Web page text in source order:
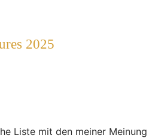
2025
Liste mit den meiner Meinung